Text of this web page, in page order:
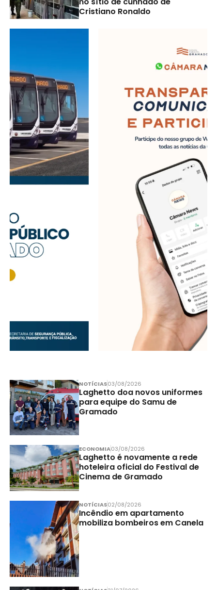
Cristiano Ronaldo
NOTÍCIAS03/08/2026
Laghetto doa novos uniformes
para equipe do Samu de
Gramado
ECONOMIA03/08/2026
Laghetto é novamente a rede
hoteleira oficial do Festival de
Cinema de Gramado
NOTÍCIAS02/08/2026
Incêndio em apartamento
mobiliza bombeiros em Canela